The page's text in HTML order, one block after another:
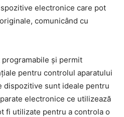
electronice care pot
comunicând cu
și permit
pentru controlul aparatului
dispozitive sunt ideale pentru
electronice ce utilizează
fi utilizate pentru a controla o